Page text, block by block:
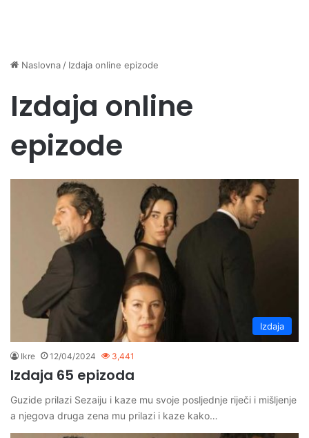
Naslovna / Izdaja online epizode
Izdaja online
epizode
Izdaja
Ikre 12/04/2024 3,441
Izdaja 65 epizoda
Guzide prilazi Sezaiju i kaze mu svoje posljednje riječi i mišljenje
a njegova druga zena mu prilazi i kaze kako…